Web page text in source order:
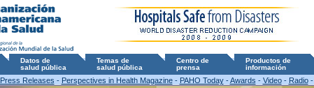
Datos de
salud pública
Temas de
salud pública
Centro de
prensa
Productos de
información
Press Releases - Perspectives in Health Magazine- PAHO Today-Awards - Video- Radio-